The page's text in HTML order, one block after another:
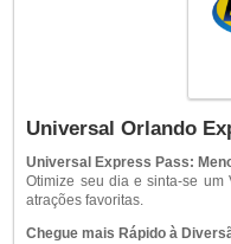
Universal Orlando
Universal Express Pass:
Otimize seu dia e sinta-se
atrações favoritas.
Chegue mais Rápido à